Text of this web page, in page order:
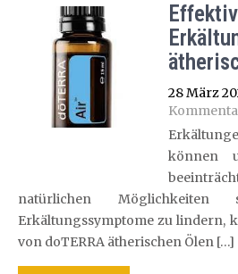
28 März
können
natürlichen
Erkältungssymptome zu lindern,
von doTERRA ätherischen Ölen […]